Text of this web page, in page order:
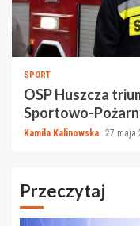
SPORT
OSP Huszcza
Sportowo-
Kamila Kalinowska 27 maja
Przeczytaj